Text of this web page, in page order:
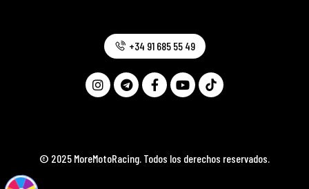
© 2025 MoreMotoRacing. Todos los derechos reservados.
+34 91 685 55 49